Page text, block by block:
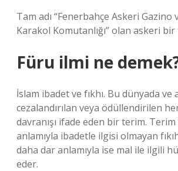
Tam adı “Fenerbahçe Askeri Gazino
Karakol Komutanlığı” olan askeri
Füru ilmi ne
İslam ibadet ve fıkhı. Bu dünyada ve
cezalandırılan veya ödüllendirilen
davranışı ifade eden bir terim.
anlamıyla ibadetle ilgisi olmayan
daha dar anlamıyla ise mal ile ilgili
eder.